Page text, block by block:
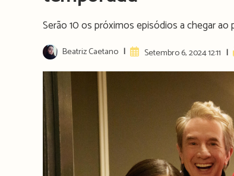
Serão 10 os próximos episódios a chegar
Post
author:
Beatriz Caetano
ArtigoSetembro 6, 2024 12:11